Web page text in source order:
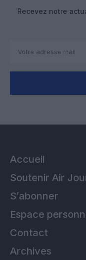
Recevez notre
Accueil
Soutenir Air
S’abonner
Espace
Contact
Archives